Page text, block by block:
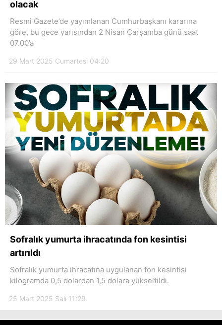
Instagram
Youtube
olacak
Resmi Gazete’de yayımlanan Cumhurbaşkanı kararına
göre, bu gece yarısından 2 Nisan Çarşamba günü saat
07.00’a
29 Mart 2025 Cumartesi 04:20
Sofralık yumurta ihracatında fon kesintisi
artırıldı
Sofralık yumurta ihracatına uygulanan fon kesintisi
kilogramda 0,5 dolardan 1,5 dolara yükseltildi.
25 Mart 2025 Salı 11:29